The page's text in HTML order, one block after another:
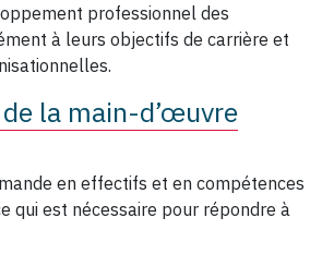
professionnel des
à leurs objectifs de carrière et
la main-d’œuvre
en effectifs et en compétences
qui est nécessaire pour répondre à